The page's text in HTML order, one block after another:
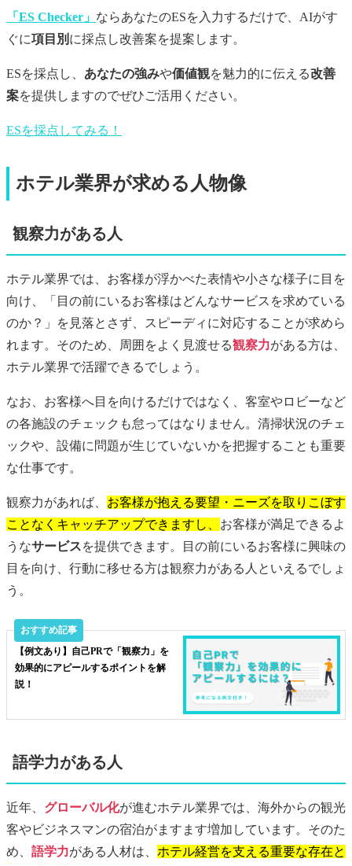
「ES Checker」 ならあなたのESを入力するだけで、AIがす
ぐに項目別 に採点し改善案を提案します。
ESを採点し、 あなたの強みや価値観を魅力的に伝える改善
案を提供しますのでぜひご活用ください。
ESを採点してみる！
ホテル業界が求める人物像
観察力がある人
ホテル業界では、お客様が浮かべた表情や小さな様子に目を
向け、「目の前にいるお客様はどんなサービスを求めている
のか？」を見落とさず、スピーディに対応することが求めら
れます。そのため、周囲をよく見渡せる観察力がある方は、
ホテル業界で活躍できるでしょう。
なお、お客様へ目を向けるだけではなく、客室やロビーなど
の各施設のチェックも怠ってはなりません。清掃状況のチェ
ックや、設備に問題が生じていないかを把握することも重要
な仕事です。
観察力があれば、 お客様が抱える要望・ニーズを取りこぼす
ことなくキャッチアップできますし、 お客様が満足できるよ
うなサービスを提供できます。目の前にいるお客様に興味の
目を向け、行動に移せる方は観察力がある人といえるでしょ
う。
【例文あり】自己PRで「観察力」を
効果的にアピールするポイントを解
説！
語学力がある人
近年、 グローバル化が進むホテル業界では、海外からの観光
客やビジネスマンの宿泊がますます増加しています。そのた
め、 語学力がある人材は、 ホテル経営を支える重要な存在と